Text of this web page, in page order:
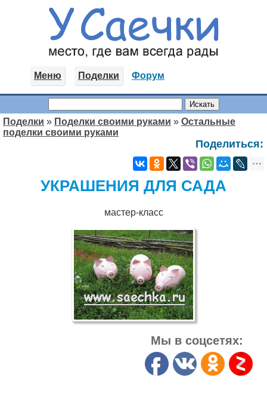
Меню Поделки Форум
Поделки » Поделки своими руками » Остальные
поделки своими руками
Поделиться:
УКРАШЕНИЯ ДЛЯ САДА
мастер-класс
Мы в соцсетях: